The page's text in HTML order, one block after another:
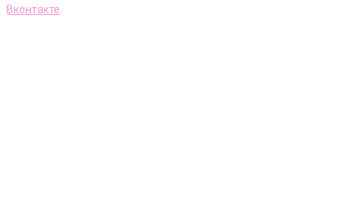
Вконтакте